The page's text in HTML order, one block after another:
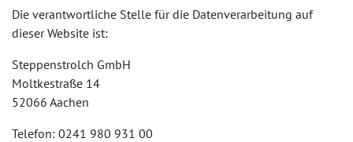
Die verantwortliche Stelle für die Datenverarbeitung auf
dieser Website ist:
Steppenstrolch GmbH
Moltkestraße 14
52066 Aachen
Telefon: 0241 980 931 00